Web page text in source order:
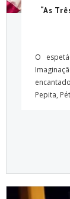
“As
O
Pepita,